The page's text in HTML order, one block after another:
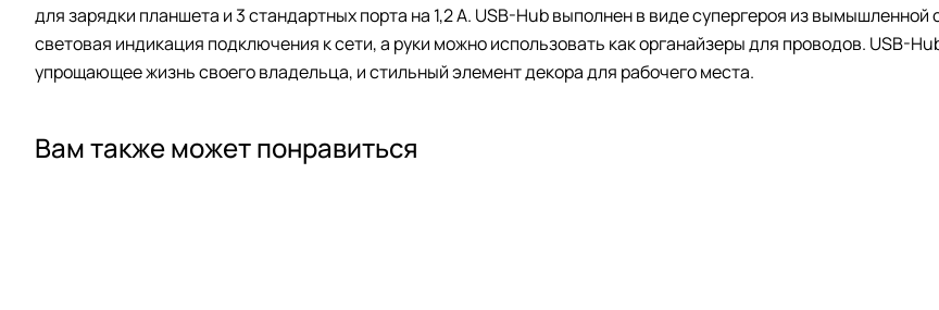
для зарядки планшета и 3 стандартных порта на 1,2 А. USB-Hub выполнен в виде супергероя из вымышленной
световая индикация подключения к сети, а руки можно использовать как органайзеры для проводов. USB-
упрощающее жизнь своего владельца, и стильный элемент декора для рабочего места.
Вам также может понравиться